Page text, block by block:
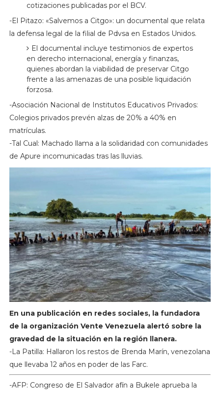
cotizaciones publicadas por el BCV.
-El Pitazo: «Salvemos a Citgo»: un documental que relata
la defensa legal de la filial de Pdvsa en Estados Unidos.
El documental incluye testimonios de expertos
en derecho internacional, energía y finanzas,
quienes abordan la viabilidad de preservar Citgo
frente a las amenazas de una posible liquidación
forzosa.
-Asociación Nacional de Institutos Educativos Privados:
Colegios privados prevén alzas de 20% a 40% en
matrículas.
-Tal Cual: Machado llama a la solidaridad con comunidades
de Apure incomunicadas tras las lluvias.
En una publicación en redes sociales, la fundadora
de la organización Vente Venezuela alertó sobre la
gravedad de la situación en la región llanera.
-La Patilla: Hallaron los restos de Brenda Marín, venezolana
que llevaba 12 años en poder de las Farc.
-AFP: Congreso de El Salvador afín a Bukele aprueba la